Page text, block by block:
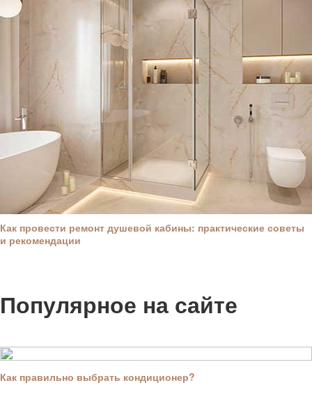
Как провести ремонт душевой кабины: практические советы
и рекомендации
Популярное на сайте
Как правильно выбрать кондиционер?